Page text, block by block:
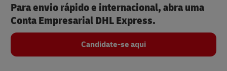
Para envio rápido e internacional, abra uma
Conta Empresarial DHL Express.
Candidate-se aqui